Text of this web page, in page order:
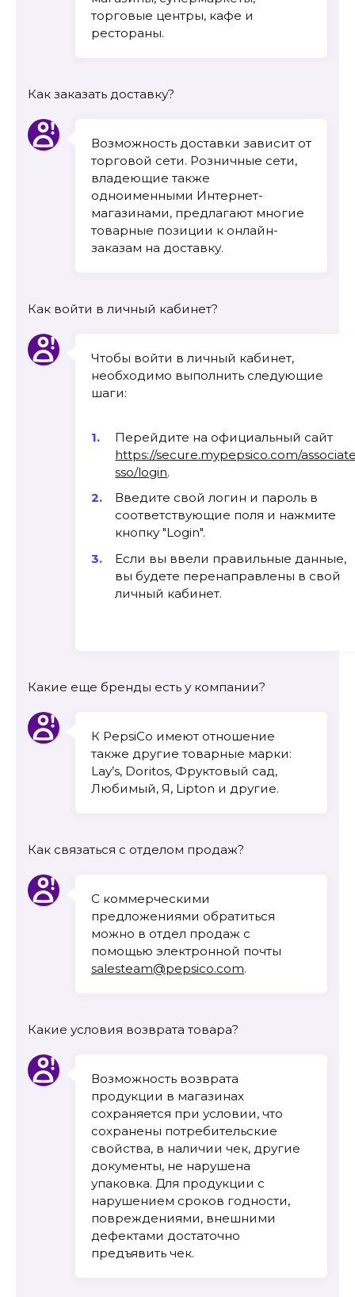
торговые центры, кафе и
рестораны.
Как заказать доставку?
Возможность доставки зависит от
торговой сети. Розничные сети,
владеющие также
одноименными Интернет-
магазинами, предлагают многие
товарные позиции к онлайн-
заказам на доставку.
Как войти в личный кабинет?
Чтобы войти в личный кабинет,
необходимо выполнить следующие
шаги:
Перейдите на официальный сайт
https://secure.mypepsico.com/
sso/login.
Введите свой логин и пароль в
соответствующие поля и нажмите
кнопку "Login".
Если вы ввели правильные данные,
вы будете перенаправлены в свой
личный кабинет.
Какие еще бренды есть у компании?
К PepsiCo имеют отношение
также другие товарные марки:
Lay’s, Doritos, Фруктовый сад,
Любимый, Я, Lipton и другие.
Как связаться с отделом продаж?
С коммерческими
предложениями обратиться
можно в отдел продаж с
помощью электронной почты
salesteam@pepsico.com.
Какие условия возврата товара?
Возможность возврата
продукции в магазинах
сохраняется при условии, что
сохранены потребительские
свойства, в наличии чек, другие
документы, не нарушена
упаковка. Для продукции с
нарушением сроков годности,
повреждениями, внешними
дефектами достаточно
предъявить чек.